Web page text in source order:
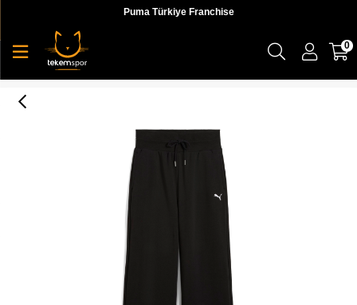
Puma Türkiye Franchise
0